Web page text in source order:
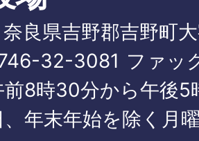
良県吉野郡吉野町
32-3081 ファッ
8時30分から午後5
、年末年始を除く月